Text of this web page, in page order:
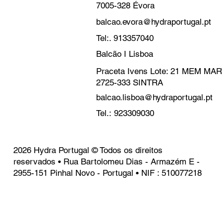
7005-328 Évora
balcao.evora@hydraportugal.pt
Tel:. 913357040
Balcão I Lisboa
Praceta Ivens Lote: 21 MEM
2725-333 SINTRA
balcao.lisboa@hydraportugal.pt
Tel.: 923309030
2026 Hydra Portugal © Todos os direitos
reservados • Rua Bartolomeu Dias - Armazém E -
2955-151 Pinhal Novo - Portugal • NIF : 510077218